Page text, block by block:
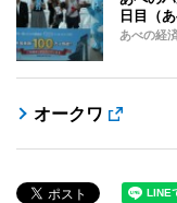
日目（
あべの経
オークワ